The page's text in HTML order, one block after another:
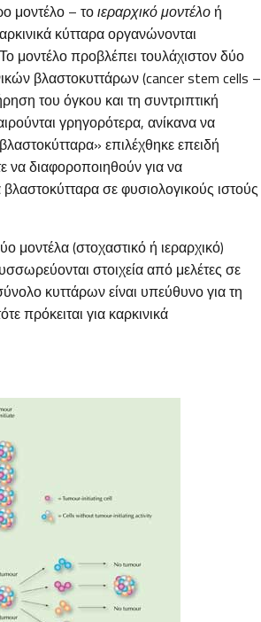
μοντέλο – τοιεραρχικό μοντέλο ή
κύτταρα οργανώνονται
μοντέλο προβλέπει τουλάχιστον δύο
βλαστοκυττάρων (cancer stem cells –
του όγκου και τη συντριπτική
γρηγορότερα, ανίκανα να
επιλέχθηκε επειδή
να διαφοροποιηθούν για να
σε φυσιολογικούς ιστούς
μοντέλα (στοχαστικό ή ιεραρχικό)
στοιχεία από μελέτες σε
κυττάρων είναι υπεύθυνο για τη
πρόκειται για καρκινικά